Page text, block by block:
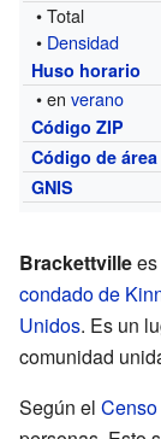
• Total
• Densidad
Huso horario
• enverano
Código ZIP
Código de área
GNIS
Brackettville
condado de
Unidos. Es un
comunidad
Según el